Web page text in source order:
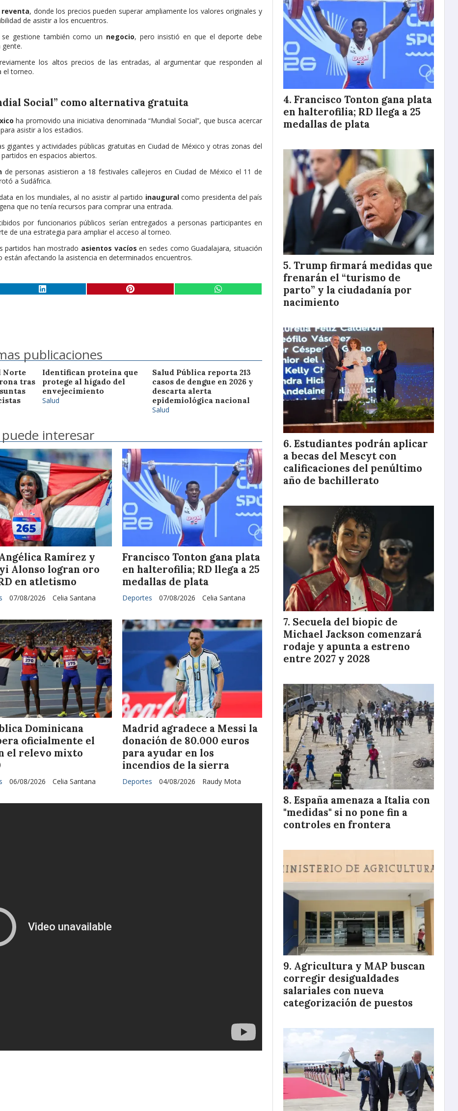
reventa, donde los precios pueden superar ampliamente los valores originales y
de asistir a los encuentros.
gestione también como un negocio, pero insistió en que el deporte debe
gente.
los altos precios de las entradas, al argumentar que responden al
el torneo.
Social” como alternativa gratuita
ha promovido una iniciativa denominada “Mundial Social”, que busca acercar
asistir a los estadios.
gigantes y actividades públicas gratuitas en Ciudad de México y otras zonas del
en espacios abiertos.
de personas asistieron a 18 festivales callejeros en Ciudad de México el 11 de
a Sudáfrica.
en los mundiales, al no asistir al partido inaugural como presidenta del país
que no tenía recursos para comprar una entrada.
por funcionarios públicos serían entregados a personas participantes en
de una estrategia para ampliar el acceso al torneo.
partidos han mostrado asientos vacíos en sedes como Guadalajara, situación
afectando la asistencia en determinados encuentros.
publicaciones
Norte
tras
Identifican proteína que
protege al hígado del
envejecimiento
Salud
Salud Pública reporta 213
casos de dengue en 2026 y
descarta alerta
epidemiológica nacional
Salud
interesar
Ramírez y
Alonso logran oro
en atletismo
Celia Santana
07/08/2026
Francisco Tonton gana plata
en halterofilia; RD llega a 25
medallas de plata
Celia Santana
Deportes 07/08/2026
Dominicana
oficialmente el
el relevo mixto
Celia Santana
06/08/2026
Madrid agradece a Messi la
donación de 80.000 euros
para ayudar en los
incendios de la sierra
Raudy Mota
Deportes 04/08/2026
Francisco Tonton gana plata
en halterofilia; RD llega a 25
medallas de plata
Trump firmará medidas que
frenarán el “turismo de
parto” y la ciudadanía por
nacimiento
Estudiantes podrán aplicar
a becas del Mescyt con
calificaciones del penúltimo
año de bachillerato
Secuela del biopic de
Michael Jackson comenzará
rodaje y apunta a estreno
entre 2027 y 2028
España amenaza a Italia con
"medidas" si no pone fin a
controles en frontera
Agricultura y MAP buscan
corregir desigualdades
salariales con nueva
categorización de puestos